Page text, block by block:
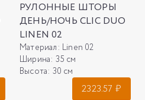
РУЛОННЫЕ ШТОРЫ
ДЕНЬ/НОЧЬ CLIC DUO
LINEN 02
Материал: Linen 02
Ширина: 35 см
Высота: 30 см
2323.57 ₽